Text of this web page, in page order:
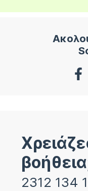
2312 134